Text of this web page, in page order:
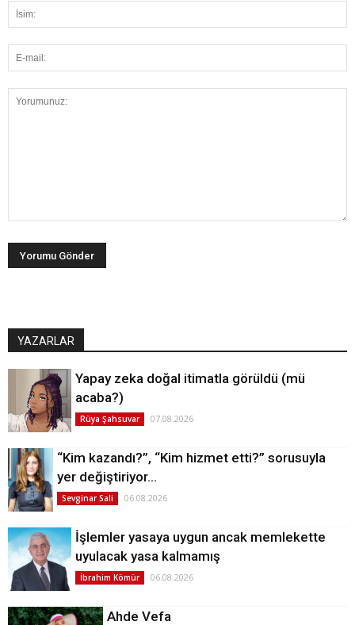
YAZARLAR
Yapay zeka doğal itimatla görüldü (mü
acaba?)
Rüya Şahsuvar 07.08.2026
“Kim kazandı?”, “Kim hizmet etti?” sorusuyla
yer değiştiriyor…
Sevginar Sali 06.08.2026
İşlemler yasaya uygun ancak memlekette
uyulacak yasa kalmamış
İbrahim Kömür 06.08.2026
Ahde Vefa